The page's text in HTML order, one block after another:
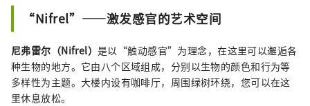
“Nifrel”——激发感官的艺术空间
尼弗雷尔（Nifrel）是以“触动感官”为理念，在这里可以邂逅各
种生物的地方。它由八个区域组成，分别以生物的颜色和行为等
多样性为主题。大楼内设有咖啡厅，周围绿树环绕，您可以在这
里休息放松。